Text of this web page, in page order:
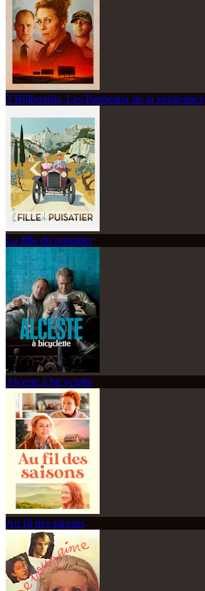
3 Billboards, Les Panneaux de la vengeance
La fille du puisatier
Alceste à bicyclette
Au fil des saisons